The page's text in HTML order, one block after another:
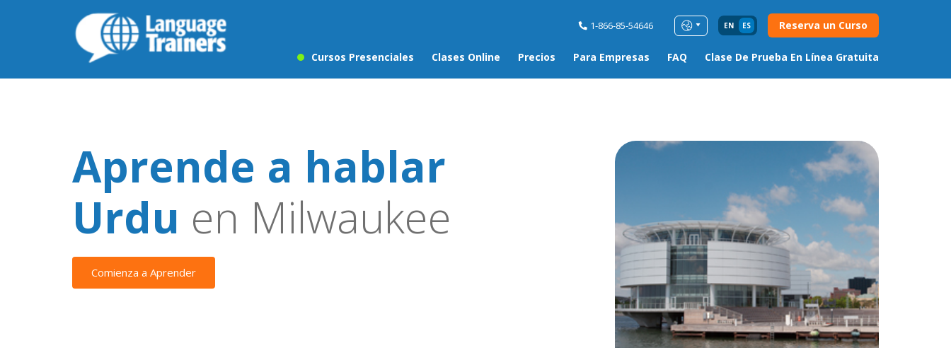
1-866-85-54646 EN ES Reserva un Curso
Cursos Presenciales Clases Online Precios Para Empresas FAQ Clase De Prueba En Línea Gratuita
Aprende a hablar
Urdu en Milwaukee
Comienza a Aprender